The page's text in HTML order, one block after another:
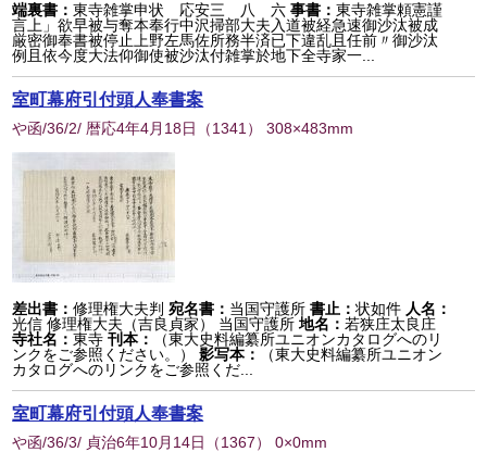
端裏書：東寺雑掌申状 応安三 八 六 事書：東寺雑掌頼憲謹
言上」欲早被与奪本奉行中沢掃部大夫入道被経急速御沙汰被成
厳密御奉書被停止上野左馬佐所務半済已下違乱且任前〃御沙汰
例且依今度大法仰御使被沙汰付雑掌於地下全寺家一...
室町幕府引付頭人奉書案
や函/36/2/ 暦応4年4月18日 （1341 ） 308×483mm
差出書：修理権大夫判 宛名書： 当国守護所 書止：状如件 人名：
光信 修理権大夫（吉良貞家） 当国守護所 地名：若狭庄太良庄
寺社名：東寺 刊本：
（東大史料編纂所ユニオンカタログへのリ
ンクをご参照ください。）
影写本：
（東大史料編纂所ユニオン
カタログへのリンクをご参照くだ...
室町幕府引付頭人奉書案
や函/36/3/ 貞治6年10月14日 （1367） 0×0mm